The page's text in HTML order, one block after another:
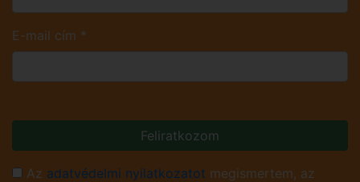
E-mail cím *
Feliratkozom
Az adatvédelmi nyilatkozatot megismertem, az